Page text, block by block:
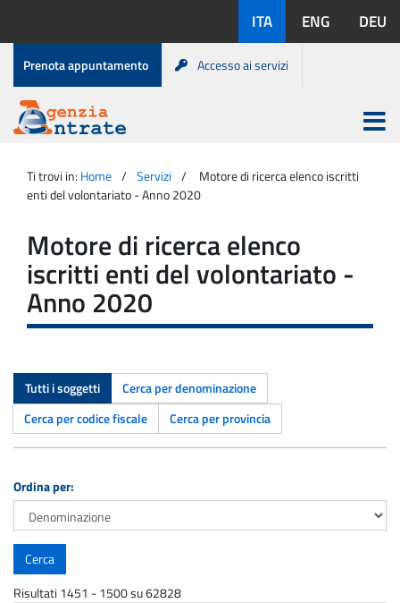
contenuto
disponibili:
ITA ENG DEU
Menu
di
servizio
Prenota appuntamento Accesso ai servizi
Agenzia
Entrate
Apri
menu
principale
Ti trovi in: Home Servizi
Motore di ricerca elenco iscritti
enti del volontariato - Anno 2020
Motore di ricerca elenco
iscritti enti del volontariato -
Anno 2020
Tutti i soggetti
Cerca per denominazione
Cerca per codice fiscale
Cerca per provincia
Ordina per:
Risultati 1451 - 1500 su 62828